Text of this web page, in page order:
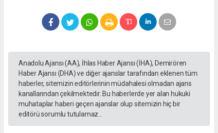
Anadolu Ajansı (AA), İhlas Haber Ajansı (İHA), Demirören
Haber Ajansı (DHA) ve diğer ajanslar tarafından eklenen tüm
haberler, sitemizin editörlerinin müdahalesi olmadan ajans
kanallarından çekilmektedir. Bu haberlerde yer alan hukuki
muhataplar haberi geçen ajanslar olup sitemizin hiç bir
editörü sorumlu tutulamaz...